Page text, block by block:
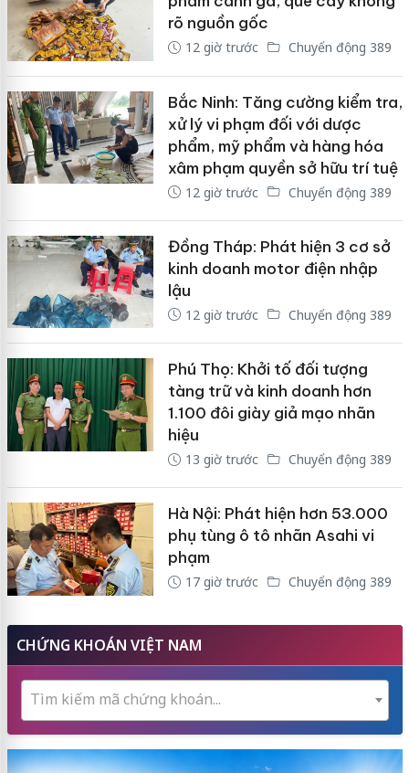
rõ nguồn gốc
12 giờ trước Chuyển động 389
Bắc Ninh: Tăng cường kiểm tra,
xử lý vi phạm đối với dược
phẩm, mỹ phẩm và hàng hóa
xâm phạm quyền sở hữu trí tuệ
12 giờ trước Chuyển động 389
Đồng Tháp: Phát hiện 3 cơ sở
kinh doanh motor điện nhập
lậu
12 giờ trước Chuyển động 389
Phú Thọ: Khởi tố đối tượng
tàng trữ và kinh doanh hơn
1.100 đôi giày giả mạo nhãn
hiệu
13 giờ trước Chuyển động 389
Hà Nội: Phát hiện hơn 53.000
phụ tùng ô tô nhãn Asahi vi
phạm
17 giờ trước Chuyển động 389
CHỨNG KHOÁN VIỆT NAM
Tìm kiếm mã chứng khoán...